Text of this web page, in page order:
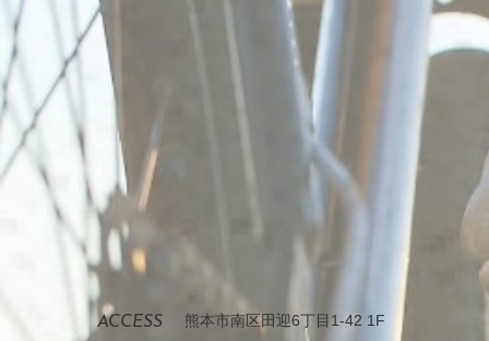
ACCESS 熊本市南区田迎6丁目1-42 1F